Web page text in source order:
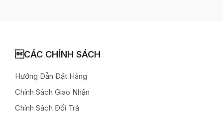
CÁC CHÍNH SÁCH
Hướng Dẫn Đặt Hàng
Chính Sách Giao Nhận
Chính Sách Đổi Trả